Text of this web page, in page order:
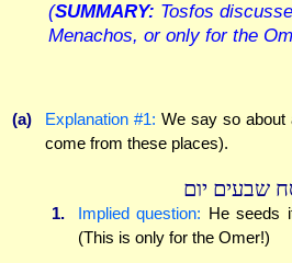
(SUMMARY: Tosfos
Menachos, or only for the
(a) Explanation #1: We say so about
come from these places).
שבעים יום
1. Implied question: He seeds
(This is only for the Omer!)